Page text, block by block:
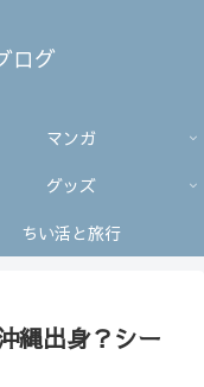
ログ
マンガ
グッズ
ちい活と旅行
縄出身？シー